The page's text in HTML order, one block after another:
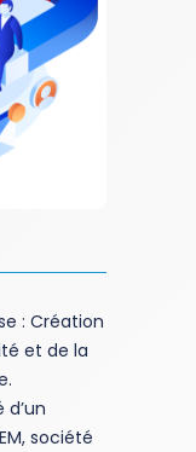
: Création
et de la
société